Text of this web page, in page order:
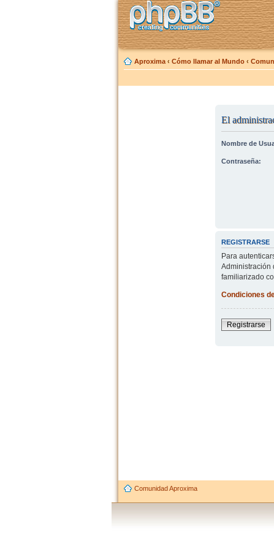
Aproxima ‹ Cómo llamar al Mundo ‹
El
Nombre de
Contraseña:
REGISTRARSE
Para
Administración
familiarizado
Condiciones
Registrarse
Comunidad Aproxima